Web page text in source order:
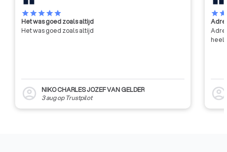
starstarstarstarstar
Het was goed zoals altijd
Het was goed zoals altijd
account_circle
NIKO CHARLES JOZEF VAN GELDER
3 augop Trustpilot
starstar
heel
account_circle